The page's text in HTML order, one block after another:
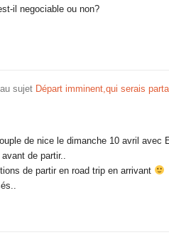
il negociable ou non?
sujet Départ imminent,qui serais
de nice le dimanche 10 avril avec
de partir..
de partir en road trip en arrivant